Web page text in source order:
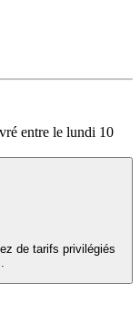
entre le lundi 10
de tarifs privilégiés